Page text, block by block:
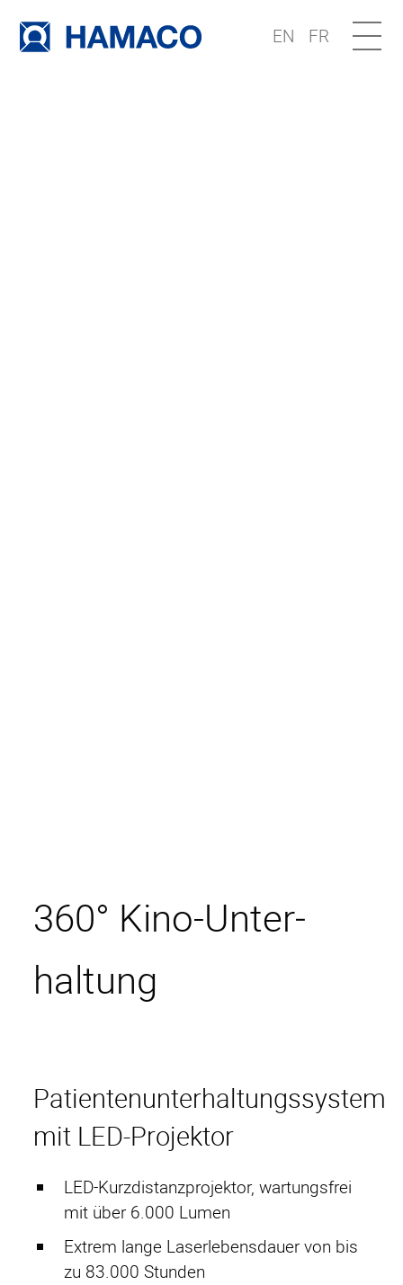
HAMACO
Ansprechpartner
Projekte
Service
Aktive Kompensation
EN FR
360° Kino-Unter­
haltung
Patientenunterhaltungssystem
mit LED-Projektor
LED-Kurzdistanzprojektor, wartungsfrei
mit über 6.000 Lumen
Extrem lange Laserlebensdauer von bis
zu 83.000 Stunden